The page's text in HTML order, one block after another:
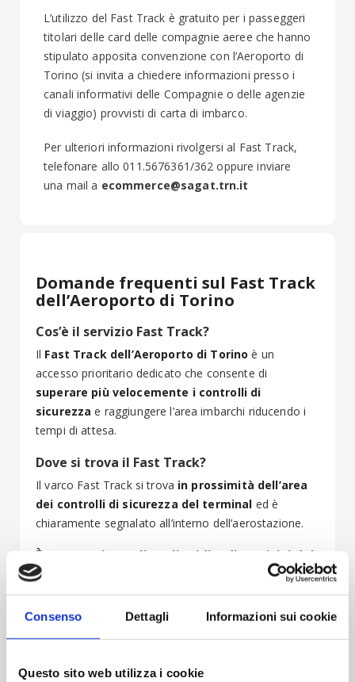
Consenso Dettagli Informazioni sui cookie
Questo sito web utilizza i cookie
L’utilizzo del Fast Track è gratuito per i passeggeri
titolari delle card delle compagnie aeree che hanno
stipulato apposita convenzione con l’Aeroporto di
Torino (si invita a chiedere informazioni presso i
canali informativi delle Compagnie o delle agenzie
di viaggio) provvisti di carta di imbarco.
Per ulteriori informazioni rivolgersi al Fast Track,
telefonare allo 011.5676361/362 oppure inviare
una mail a ecommerce@sagat.trn.it
Domande frequenti sul Fast Track
dell’Aeroporto di Torino
Cos’è il servizio Fast Track?
Il Fast Track dell’Aeroporto di Torino è un
accesso prioritario dedicato che consente di
superare più velocemente i controlli di
sicurezza e raggiungere l’area imbarchi riducendo i
tempi di attesa.
Dove si trova il Fast Track?
Il varco Fast Track si trova in prossimità dell’area
dei controlli di sicurezza del terminal ed è
chiaramente segnalato all’interno dell’aerostazione.
È necessario togliere liquidi e dispositivi dal
bagaglio a mano?
No. Grazie all’utilizzo di un sistema di controllo di
nuova generazione, chi utilizza il Fast Track può
procedure di sicurezza.